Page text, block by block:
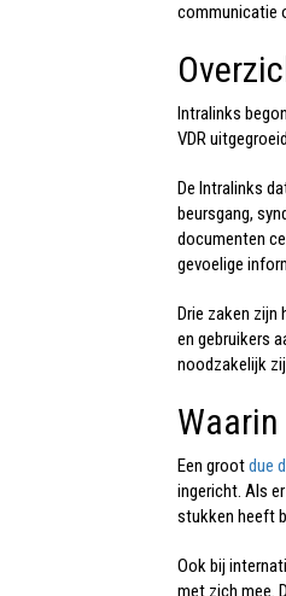
communicatie
Intralinks
VDR
De Intralinks
beursgang,
documenten
gevoelige
Drie zaken
en gebruikers
noodzakelijk
Een grootdue
ingericht. Als
stukken heeft
Ook bij
met zich mee.